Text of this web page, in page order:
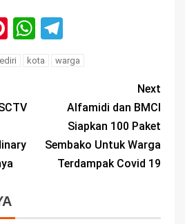
Pinterest
WhatsApp
kota warga
Next
Alfamidi dan BMCI
Siapkan 100 Paket
Sembako Untuk Warga
Terdampak Covid 19